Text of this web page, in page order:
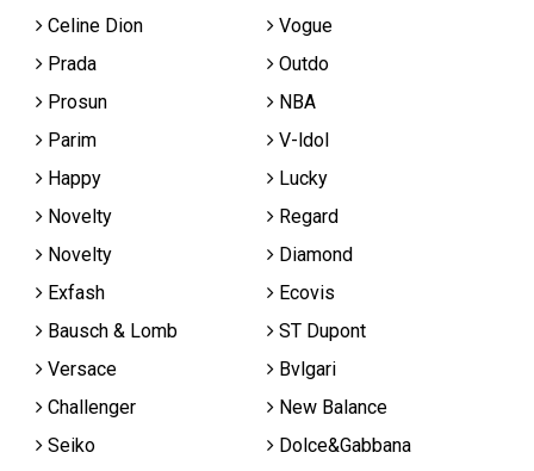
Celine Dion
Vogue
Prada
Outdo
Prosun
NBA
Parim
V-ldol
Happy
Lucky
Novelty
Regard
Novelty
Diamond
Exfash
Ecovis
Bausch & Lomb
ST Dupont
Versace
Bvlgari
Challenger
New Balance
Seiko
Dolce&Gabbana